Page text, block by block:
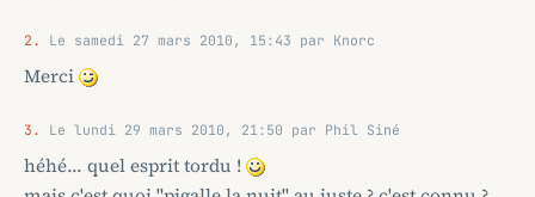
2. Le samedi 27 mars 2010, 15:43 par Knorc
Merci
3. Le lundi 29 mars 2010, 21:50 par Phil Siné
héhé... quel esprit tordu !